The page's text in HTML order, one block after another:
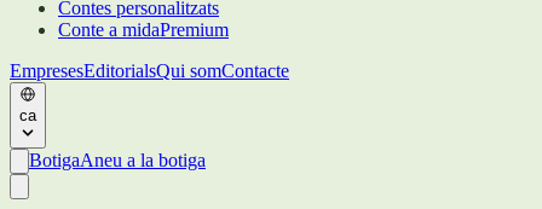
Contes personalitzats
Conte a midaPremium
EmpresesEditorialsQui somContacte
ca
BotigaAneu a la botiga